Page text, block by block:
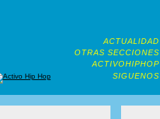
ACTUALIDAD
OTRAS SECCIONES
ACTIVOHIPHOP
SIGUENOS